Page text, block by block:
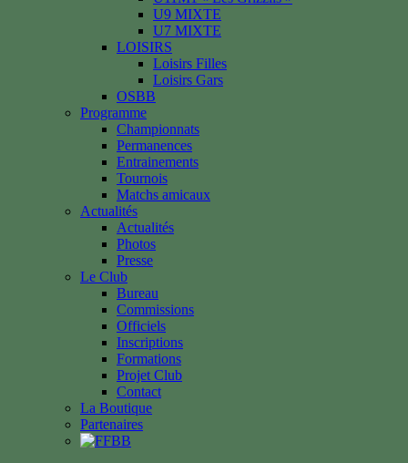
U9 MIXTE
U7 MIXTE
LOISIRS
Loisirs Filles
Loisirs Gars
OSBB
Programme
Championnats
Permanences
Entrainements
Tournois
Matchs amicaux
Actualités
Actualités
Photos
Presse
Le Club
Bureau
Commissions
Officiels
Inscriptions
Formations
Projet Club
Contact
La Boutique
Partenaires